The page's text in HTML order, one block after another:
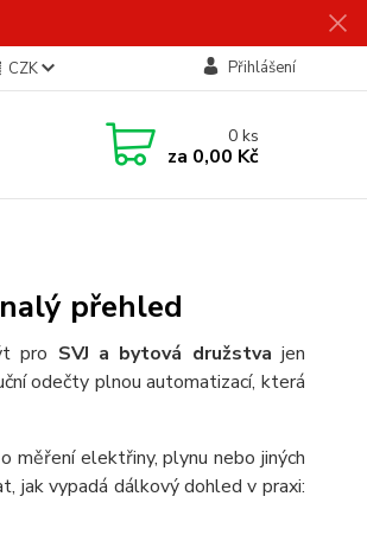
CZK Přihlášení
0ks
za 0,00 Kč
přehled
pro SVJ a bytová družstva jen
odečty plnou automatizací, která
měření elektřiny, plynu nebo jiných
jak vypadá dálkový dohled v praxi: